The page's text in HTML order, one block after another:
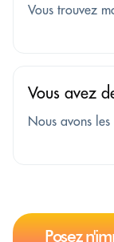
Vous trouvez
Vous avez
Nous avons les
Posez